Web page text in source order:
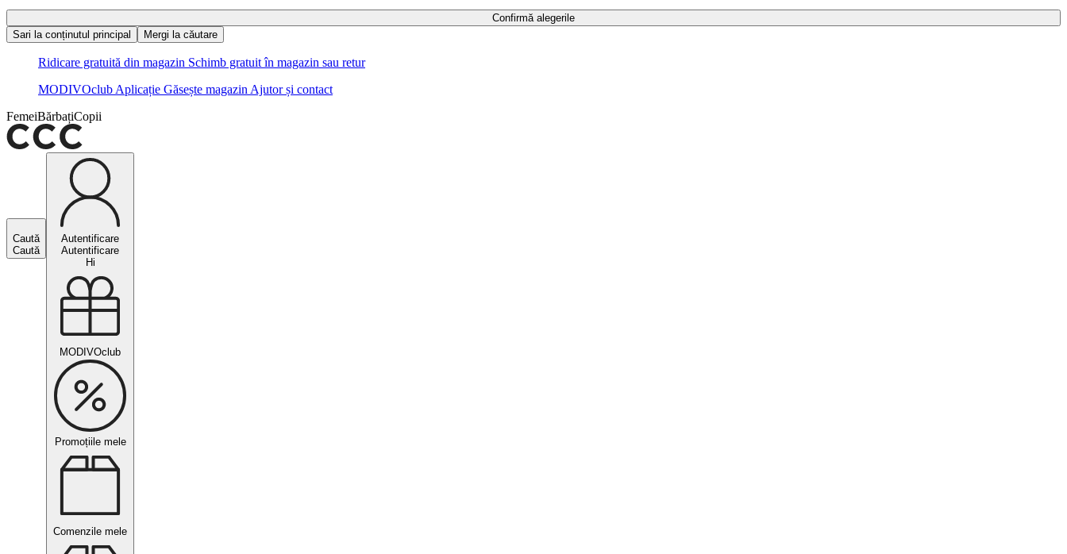
Confirmă alegerile
Sari la conținutul principal
Mergi la căutare
Ridicare gratuită din magazin Schimb gratuit în magazin sau retur
MODIVOclub Aplicație Găsește magazin Ajutor și contact
FemeiBărbațiCopii
Caută
Caută
Autentificare
Autentificare
Hi
MODIVOclub
Promoțiile mele
Comenzile mele